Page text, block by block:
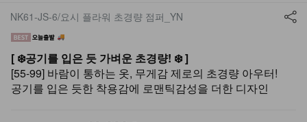
NK61-JS-6/요시 플라워 초경량 점퍼_YN
[ ❄️공기를 입은 듯 가벼운 초경량! ❄️ ]
[55-99] 바람이 통하는 옷, 무게감 제로의 초경량 아우터!
공기를 입은 듯한 착용감에 로맨틱감성을 더한 디자인